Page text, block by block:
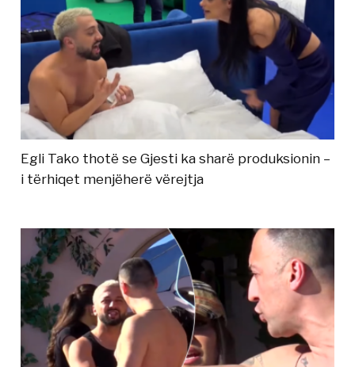
Egli Tako thotë se Gjesti ka sharë produksionin –
i tërhiqet menjëherë vërejtja